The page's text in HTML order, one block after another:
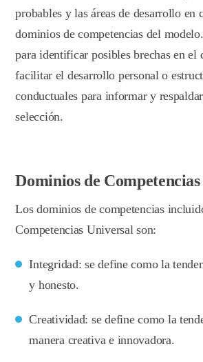
probables y las áreas de desarrollo en
dominios de competencias del
para identificar posibles brechas en el
facilitar el desarrollo personal o
conductuales para informar y
selección.
Dominios de Competencias
Los dominios de competencias
Competencias Universal son:
Integridad: se define como la
y honesto.
Creatividad: se define como la
manera creativa e innovadora.